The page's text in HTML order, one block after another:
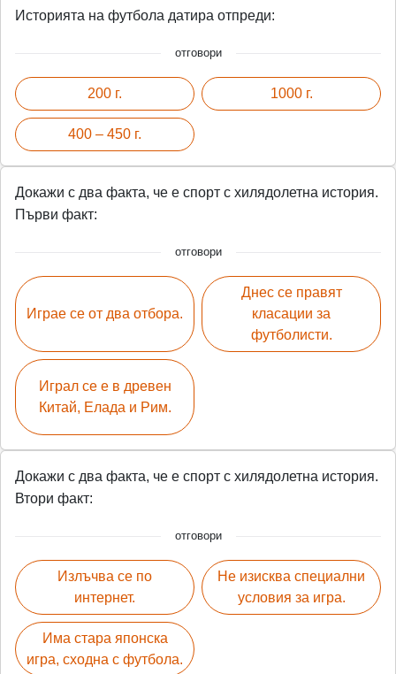
Историята на футбола датира отпреди:
отговори
200 г.
400 – 450 г.
1000 г.
Докажи с два факта, че е спорт с хилядолетна история.
Първи факт:
отговори
Играе се от два отбора.
Играл се е в древен
Китай, Елада и Рим.
Днес се правят
класации за
футболисти.
Докажи с два факта, че е спорт с хилядолетна история.
Втори факт:
отговори
Излъчва се по
интернет.
Има стара японска
игра, сходна с футбола.
Не изисква специални
условия за игра.